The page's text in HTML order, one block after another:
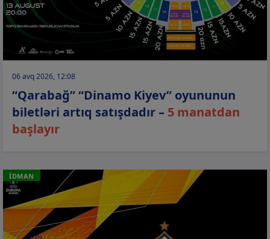
06 avq 2026, 12:08
“Qarabağ” “Dinamo Kiyev” oyununun
biletləri artıq satışdadır – 5 manatdan
başlayır
İDMAN